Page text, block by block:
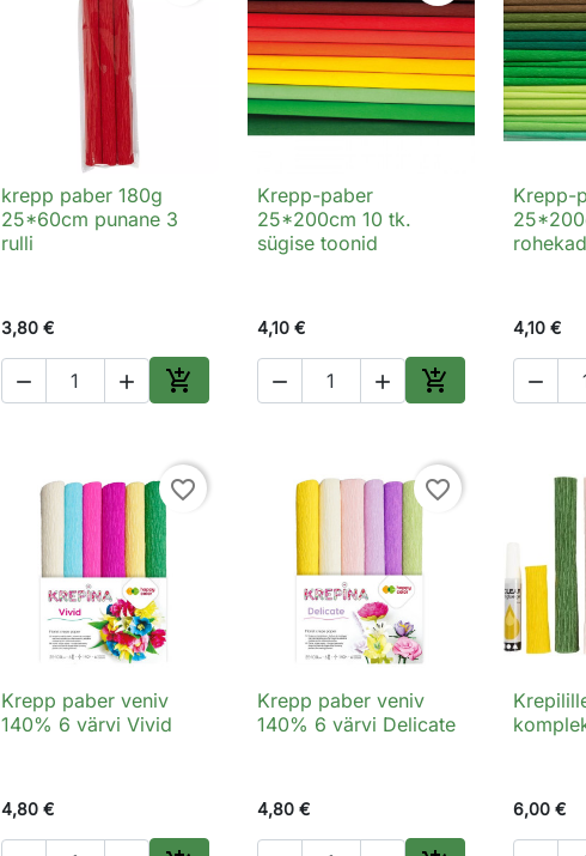
 Kiirvaade
krepp paber 180g
25*60cm punane 3
rulli
3,80 €
  
Lisa ostukorvi
 Kiirvaade
Krepp-paber
25*200cm 10 tk.
sügise toonid
4,10 €
  
Lisa ostukorvi

Krepp-
4,10 €

favorite_border
 Kiirvaade
Krepp paber veniv
140% 6 värvi Vivid
4,80 €
favorite_border
 Kiirvaade
Krepp paber veniv
140% 6 värvi Delicate
4,80 €

6,00 €